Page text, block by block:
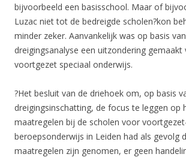
bijvoorbeeld een basisschool. Maar of
Luzac niet tot de bedreigde scholen?kon
minder zeker. Aanvankelijk was op basis
dreigingsanalyse een uitzondering
voortgezet speciaal onderwijs.
?Het besluit van de driehoek om, op basis
dreigingsinschatting, de focus te leggen op
maatregelen bij de scholen voor
beroepsonderwijs in Leiden had als gevolg
maatregelen zijn genomen, er geen